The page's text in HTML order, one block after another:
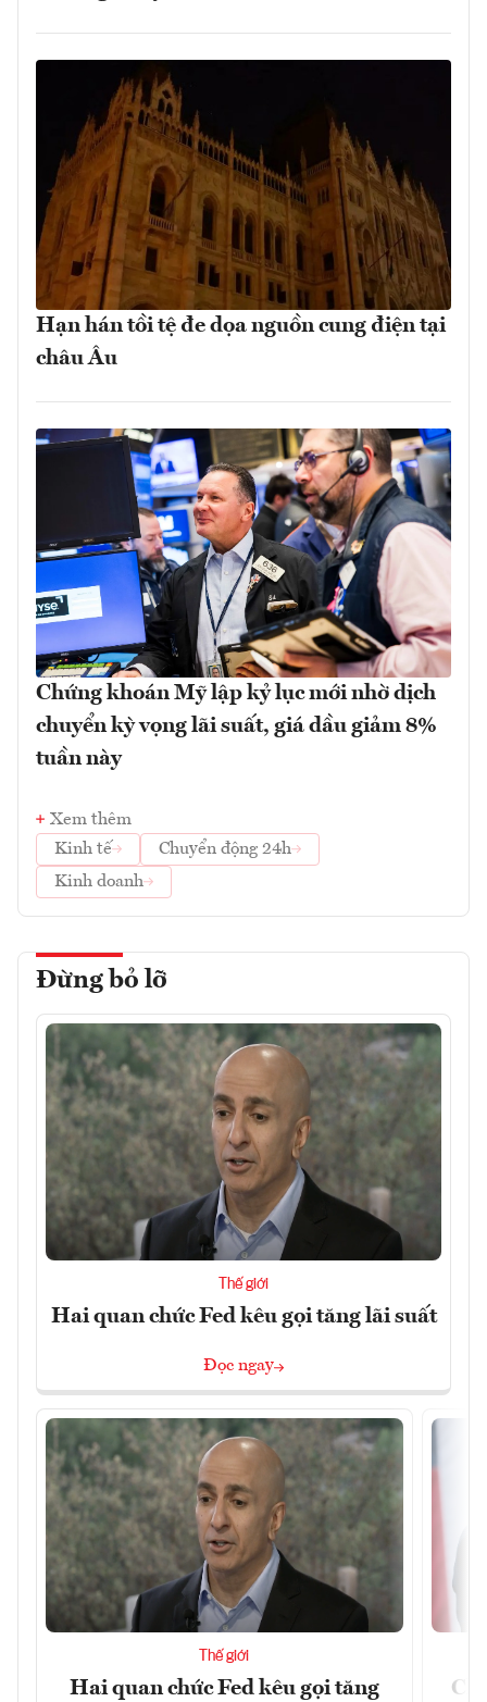
Hạn hán tồi tệ đe dọa nguồn cung điện tại
châu Âu
Chứng khoán Mỹ lập kỷ lục mới nhờ dịch
chuyển kỳ vọng lãi suất, giá dầu giảm 8%
tuần này
Xem thêm
Kinh tế
Chuyển động 24h
Kinh doanh
Đừng bỏ lỡ
Thế giới
Hai quan chức Fed kêu gọi tăng lãi suất
Đọc ngay
Thế giới
Hai quan chức Fed kêu gọi tăng